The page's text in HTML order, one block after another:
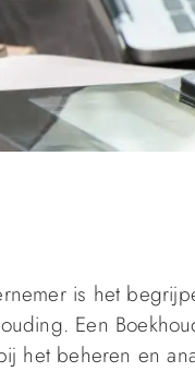
is het
Een
het beheren en